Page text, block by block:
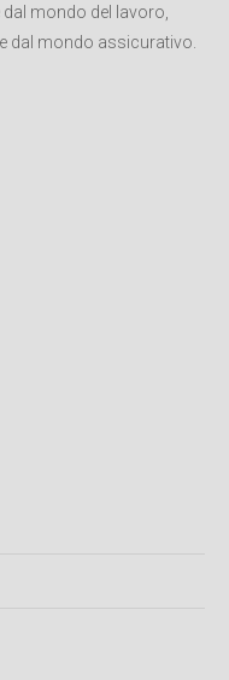
mondo del lavoro,
dal mondo assicurativo.